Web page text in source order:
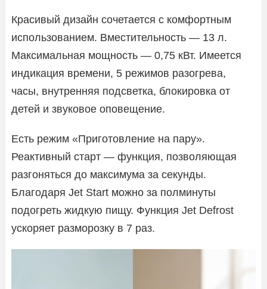
Красивый дизайн сочетается с комфортным
использованием. Вместительность — 13 л.
Максимальная мощность — 0,75 кВт. Имеется
индикация времени, 5 режимов разогрева,
часы, внутренняя подсветка, блокировка от
детей и звуковое оповещение.
Есть режим «Приготовление на пару».
Реактивный старт — функция, позволяющая
разгоняться до максимума за секунды.
Благодаря Jet Start можно за полминуты
подогреть жидкую пищу. Функция Jet Defrost
ускоряет разморозку в 7 раз.